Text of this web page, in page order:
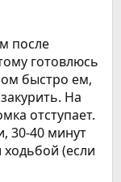
после
готовлюсь
быстро ем,
На
отступает.
30-40 минут
(если